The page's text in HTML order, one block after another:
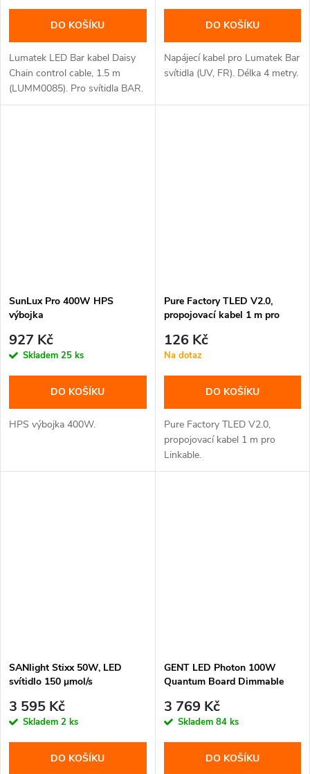
DO KOŠÍKU
Lumatek LED Bar kabel Daisy
Chain control cable, 1.5 m
(LUMM0085). Pro svítidla BAR.
DO KOŠÍKU
Napájecí kabel pro Lumatek Bar
svítidla (UV, FR). Délka 4 metry.
SunLux Pro 400W HPS
výbojka
927 Kč
Skladem 25 ks
DO KOŠÍKU
HPS výbojka 400W.
Pure Factory TLED V2.0,
propojovací kabel 1 m pro
126 Kč
Na dotaz
DO KOŠÍKU
Pure Factory TLED V2.0,
propojovací kabel 1 m pro
Linkable.
SANlight Stixx 50W, LED
svítidlo 150 μmol/s
3 595 Kč
Skladem 2 ks
DO KOŠÍKU
GENT LED Photon 100W
Quantum Board Dimmable
3 769 Kč
Skladem 84 ks
DO KOŠÍKU